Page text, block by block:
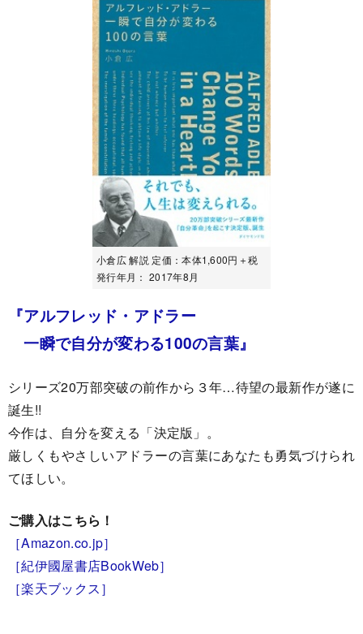
小倉広 解説 定価：本体1,600円＋税
発行年月： 2017年8月
『アルフレッド・アドラー
一瞬で自分が変わる100の言葉』
シリーズ20万部突破の前作から３年…待望の最新作が遂に
誕生!!
今作は、自分を変える「決定版」。
厳しくもやさしいアドラーの言葉にあなたも勇気づけられ
てほしい。
ご購入はこちら！
［Amazon.co.jp］
［紀伊國屋書店BookWeb］
［楽天ブックス］